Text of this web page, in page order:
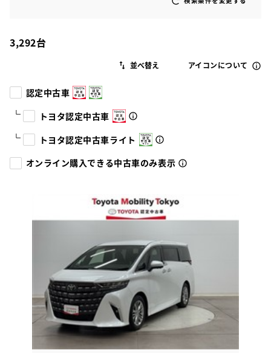
3,292台
アイコンについて
認定中古車
トヨタ認定中古車
トヨタ認定中古車ライト
オンライン購入できる中古車のみ表示